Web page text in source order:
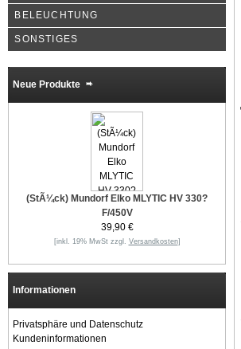
BELEUCHTUNG
SONSTIGES
Neue Produkte
(StÃ¼ck) Mundorf Elko MLYTIC HV 330?
F/450V
39,90 €
[inkl. 19% MwSt zzgl. Versandkosten]
Informationen
Privatsphäre und Datenschutz
Kundeninformationen